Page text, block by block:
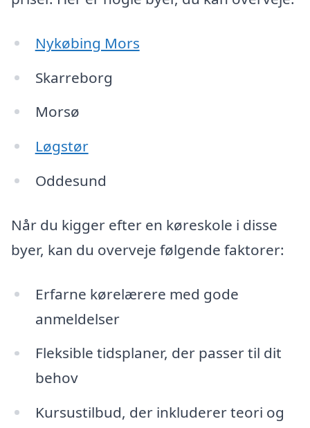
Nykøbing Mors
Skarreborg
Morsø
Løgstør
Oddesund
Når du kigger efter en køreskole i disse
byer, kan du overveje følgende faktorer:
Erfarne kørelærere med gode
anmeldelser
Fleksible tidsplaner, der passer til dit
behov
Kursustilbud, der inkluderer teori og